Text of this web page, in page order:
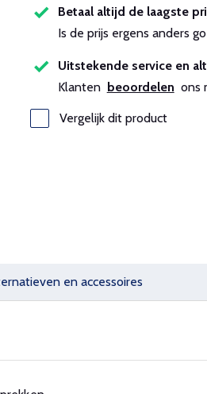
Betaal altijd de laagste
Is de prijs ergens anders
Uitstekende service en
Klanten beoordelen ons
Vergelijk dit product
en accessoires